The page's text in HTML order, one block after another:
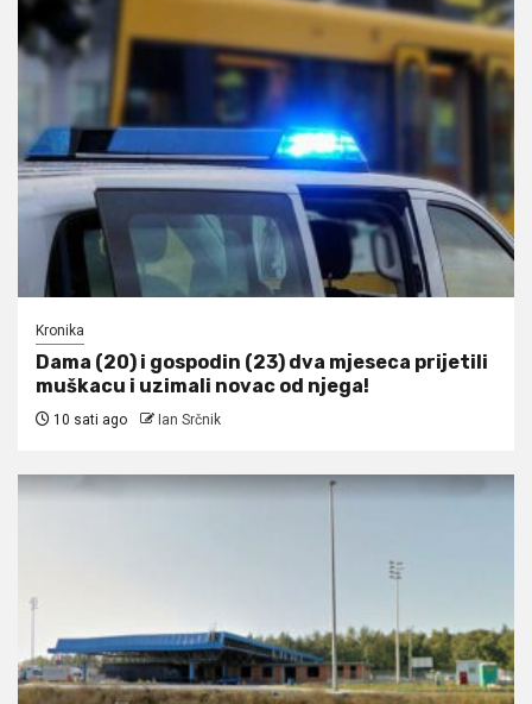
Kronika
Dama (20) i gospodin (23) dva mjeseca prijetili
muškacu i uzimali novac od njega!
10 sati ago Ian Srčnik